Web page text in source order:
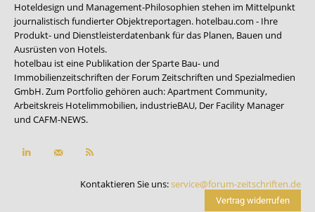
Hoteldesign und Management-Philosophien stehen im Mittelpunkt
journalistisch fundierter Objektreportagen. hotelbau.com - Ihre
Produkt- und Dienstleisterdatenbank für das Planen, Bauen und
Ausrüsten von Hotels.
hotelbau ist eine Publikation der Sparte Bau- und
Immobilienzeitschriften der Forum Zeitschriften und Spezialmedien
GmbH. Zum Portfolio gehören auch:Apartment Community,
Arbeitskreis Hotelimmobilien, industrieBAU, Der Facility Manager
und CAFM-NEWS.
Kontaktieren Sie uns:service@forum-zeitschriften.de
Vertrag widerrufen